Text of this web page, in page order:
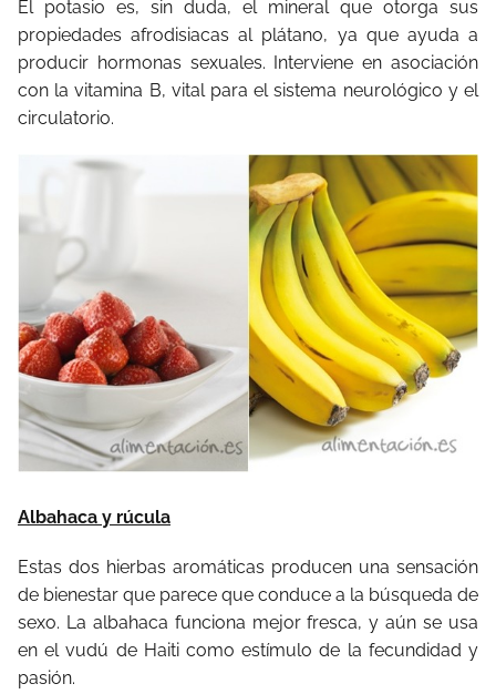
El potasio es, sin duda, el mineral que otorga sus
propiedades afrodisiacas al plátano, ya que ayuda a
producir hormonas sexuales. Interviene en asociación
con la vitamina B, vital para el sistema neurológico y el
circulatorio.
Albahaca y rúcula
Estas dos hierbas aromáticas producen una sensación
de bienestar que parece que conduce a la búsqueda de
sexo. La albahaca funciona mejor fresca, y aún se usa
en el vudú de Haiti como estímulo de la fecundidad y
pasión.